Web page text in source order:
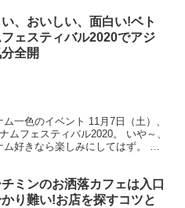
、おいしい、面白い!ベト
ェスティバル2020でアジ
全開
一色のイベント 11月7日（土）、
ムフェスティバル2020。 いや～、
好きなら楽しみにしてはず。 も
ミンのお洒落カフェは入口
り難い!お店を探すコツと